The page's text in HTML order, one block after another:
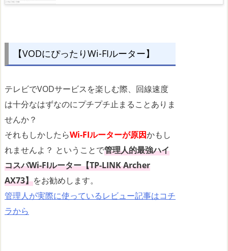
【VODにぴったりWi-FIルーター】
テレビでVODサービスを楽しむ際、回線速度
は十分なはずなのにプチプチ止まることありま
せんか？
それもしかしたらWi-FIルーターが原因かもし
れませんよ？ ということで管理人的最強ハイ
コスパWi-FIルーター【TP-LINK Archer
AX73】をお勧めします。
管理人が実際に使っているレビュー記事はコチ
ラから